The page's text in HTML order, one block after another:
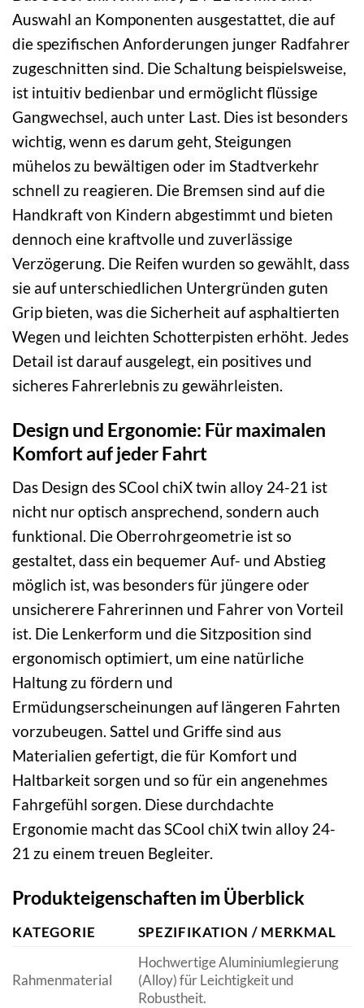
Auswahl an Komponenten ausgestattet, die auf
die spezifischen Anforderungen junger Radfahrer
zugeschnitten sind. Die Schaltung beispielsweise,
ist intuitiv bedienbar und ermöglicht flüssige
Gangwechsel, auch unter Last. Dies ist besonders
wichtig, wenn es darum geht, Steigungen
mühelos zu bewältigen oder im Stadtverkehr
schnell zu reagieren. Die Bremsen sind auf die
Handkraft von Kindern abgestimmt und bieten
dennoch eine kraftvolle und zuverlässige
Verzögerung. Die Reifen wurden so gewählt, dass
sie auf unterschiedlichen Untergründen guten
Grip bieten, was die Sicherheit auf asphaltierten
Wegen und leichten Schotterpisten erhöht. Jedes
Detail ist darauf ausgelegt, ein positives und
sicheres Fahrerlebnis zu gewährleisten.
Design und Ergonomie: Für maximalen
Komfort auf jeder Fahrt
Das Design des SCool chiX twin alloy 24-21 ist
nicht nur optisch ansprechend, sondern auch
funktional. Die Oberrohrgeometrie ist so
gestaltet, dass ein bequemer Auf- und Abstieg
möglich ist, was besonders für jüngere oder
unsicherere Fahrerinnen und Fahrer von Vorteil
ist. Die Lenkerform und die Sitzposition sind
ergonomisch optimiert, um eine natürliche
Haltung zu fördern und
Ermüdungserscheinungen auf längeren Fahrten
vorzubeugen. Sattel und Griffe sind aus
Materialien gefertigt, die für Komfort und
Haltbarkeit sorgen und so für ein angenehmes
Fahrgefühl sorgen. Diese durchdachte
Ergonomie macht das SCool chiX twin alloy 24-
21 zu einem treuen Begleiter.
Produkteigenschaften im Überblick
KATEGORIE SPEZIFIKATION / MERKMAL
Rahmenmaterial
Hochwertige Aluminiumlegierung
(Alloy) für Leichtigkeit und
Robustheit.